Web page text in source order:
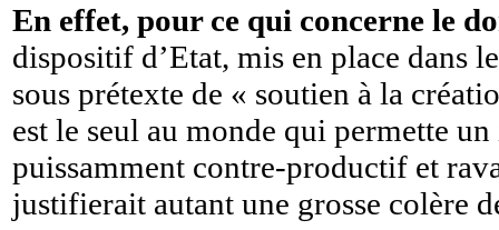
En effet, pour ce qui concerne le
dispositif d’Etat, mis en place dans
sous prétexte de « soutien à la
est le seul au monde qui permette
puissamment contre-productif et
justifierait autant une grosse colère